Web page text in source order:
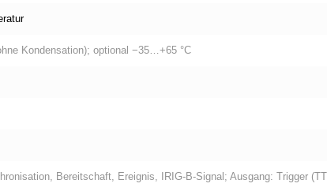
Kondensation); optional −35…+65 °C
Bereitschaft, Ereignis, IRIG‑B‑Signal; Ausgang: Trigger